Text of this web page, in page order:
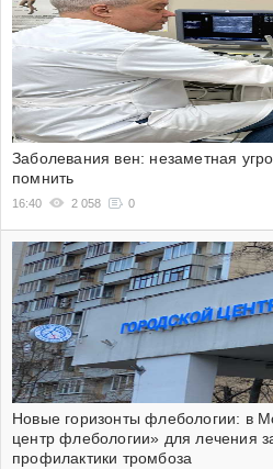
Заболевания вен: незаметная
помнить
16:40 2 058 0
Новые горизонты флебологии: в
центр флебологии» для лечения
профилактики тромбоза